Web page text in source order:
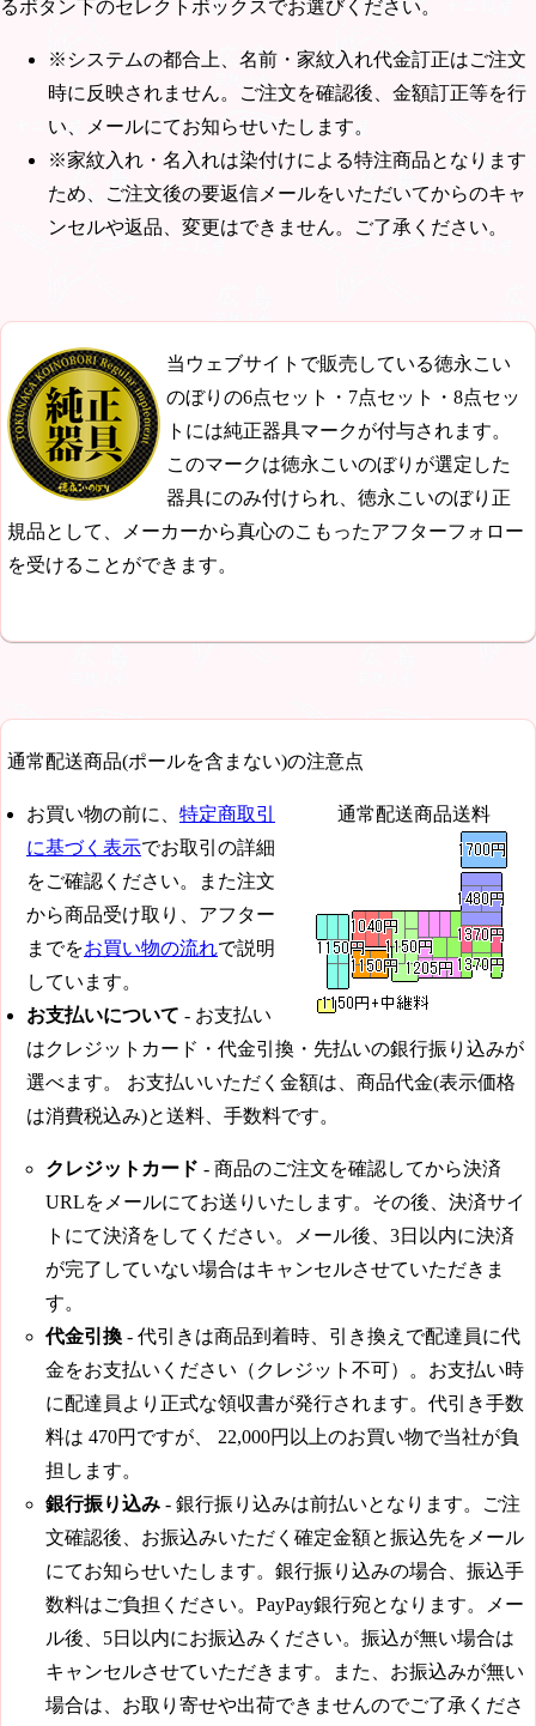
るボタン下のセレクトボックスでお選びください。
※システムの都合上、名前・家紋入れ代金訂正はご注文
時に反映されません。ご注文を確認後、金額訂正等を行
い、メールにてお知らせいたします。
※家紋入れ・名入れは染付けによる特注商品となります
ため、ご注文後の要返信メールをいただいてからのキャ
ンセルや返品、変更はできません。ご了承ください。
当ウェブサイトで販売している徳永こい
のぼりの6点セット・7点セット・8点セッ
トには純正器具マークが付与されます。
このマークは徳永こいのぼりが選定した
器具にのみ付けられ、徳永こいのぼり正
規品として、メーカーから真心のこもったアフターフォロー
を受けることができます。
通常配送商品(ポールを含まない)の注意点
通常配送商品送料
お買い物の前に、 特定商取引
に基づく表示でお取引の詳細
をご確認ください。また注文
から商品受け取り、アフター
までをお買い物の流れで説明
しています。
お支払いについて - お支払い
はクレジットカード・代金引換・先払いの銀行振り込みが
選べます。 お支払いいただく金額は、商品代金(表示価格
は消費税込み)と送料、手数料です。
クレジットカード - 商品のご注文を確認してから決済
URLをメールにてお送りいたします。その後、決済サイ
トにて決済をしてください。メール後、3日以内に決済
が完了していない場合はキャンセルさせていただきま
す。
代金引換 - 代引きは商品到着時、引き換えで配達員に代
金をお支払いください（クレジット不可）。お支払い時
に配達員より正式な領収書が発行されます。代引き手数
料は 470円 ですが、 22,000円 以上のお買い物で当社が負
担します。
銀行振り込み - 銀行振り込みは前払いとなります。ご注
文確認後、お振込みいただく確定金額と振込先をメール
にてお知らせいたします。銀行振り込みの場合、振込手
数料はご負担ください。PayPay銀行宛となります。メー
ル後、5日以内にお振込みください。振込が無い場合は
キャンセルさせていただきます。また、お振込みが無い
場合は、お取り寄せや出荷できませんのでご了承くださ